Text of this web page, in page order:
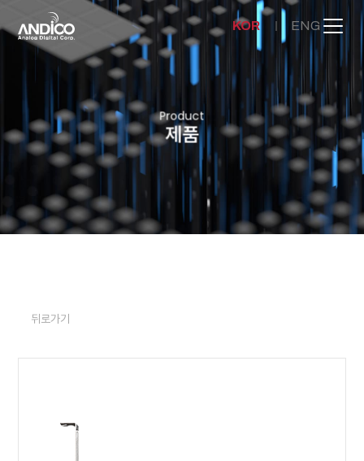
KOR ENG
회사소개
제품
뉴스룸
Product
제품
뒤로가기